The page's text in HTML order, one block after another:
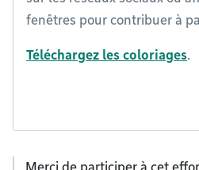
fenêtres pour contribuer à
Téléchargez les coloriages.